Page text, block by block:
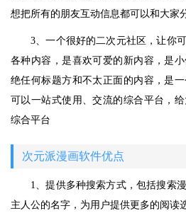
想把所有的朋友互动信息都可以和大家
3、一个很好的二次元社区，让你
各种内容，是喜欢可爱的新内容，是
绝任何标题方和不太正面的内容，是
可以一站式使用、交流的综合平台，
综合平台
次元派漫画软件优点
1、提供多种搜索方式，包括搜索
主人公的名字，为用户提供更多的阅读